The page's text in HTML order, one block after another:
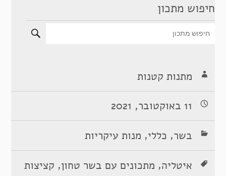
חיפוש מתכון
מתנות קטנות
11 באוקטובר, 2021
בשר, כללי, מנות עיקריות
איטליה, מתכונים עם בשר טחון, קציצות